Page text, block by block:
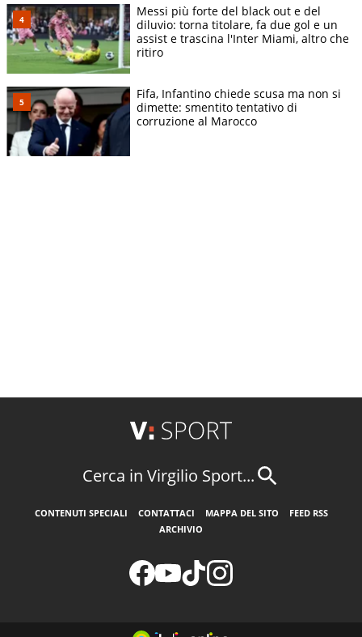
Messi più forte del black out e del
diluvio: torna titolare, fa due gol e un
assist e trascina l'Inter Miami, altro che
ritiro
Fifa, Infantino chiede scusa ma non si
dimette: smentito tentativo di
corruzione al Marocco
Cerca in Virgilio Sport...
CONTENUTI SPECIALI CONTATTACI MAPPA DEL SITO
FEED RSS
ARCHIVIO